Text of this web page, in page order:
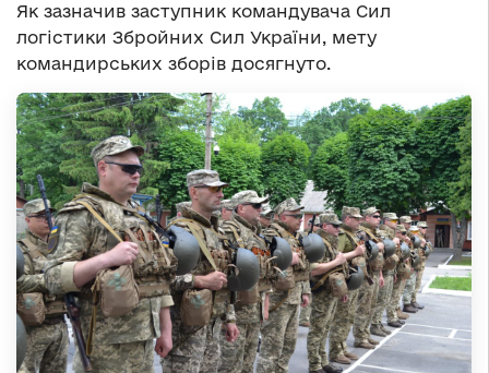
Як зазначив заступник командувача Сил
логістики Збройних Сил України, мету
командирських зборів досягнуто.